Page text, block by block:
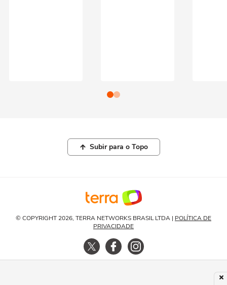
Subir para o Topo
© COPYRIGHT 2026, TERRA NETWORKS BRASIL LTDA | POLÍTICA DE
PRIVACIDADE